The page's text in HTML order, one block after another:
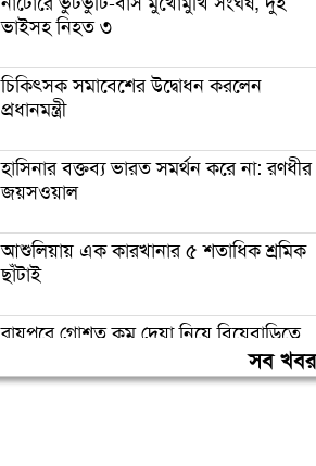
ভাইসহ নিহত ৩
চিকিৎসক সমাবেশের উদ্বোধন করলেন
প্রধানমন্ত্রী
হাসিনার বক্তব্য ভারত সমর্থন করে না: রণধীর
জয়সওয়াল
আশুলিয়ায় এক কারখানার ৫ শতাধিক শ্রমিক
ছাঁটাই
রায়পুরে গোশত কম দেয়া নিয়ে বিয়েবাড়িতে
সব